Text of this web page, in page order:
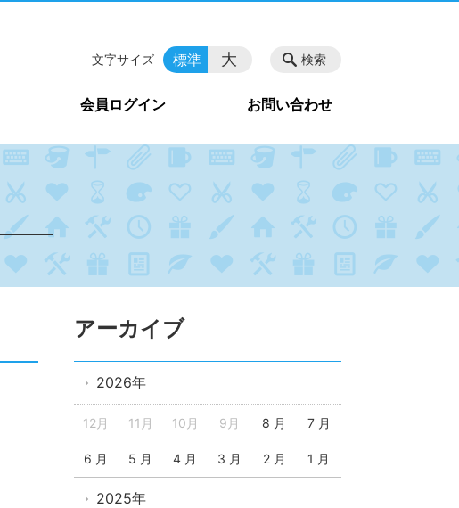
会員ログイン お問い合わせ
検索
文字サイズ 標準 大
アーカイブ
2026年
12月 11月 10月 9月 8 月 7 月
6 月 5 月 4 月 3 月 2 月 1 月
2025年